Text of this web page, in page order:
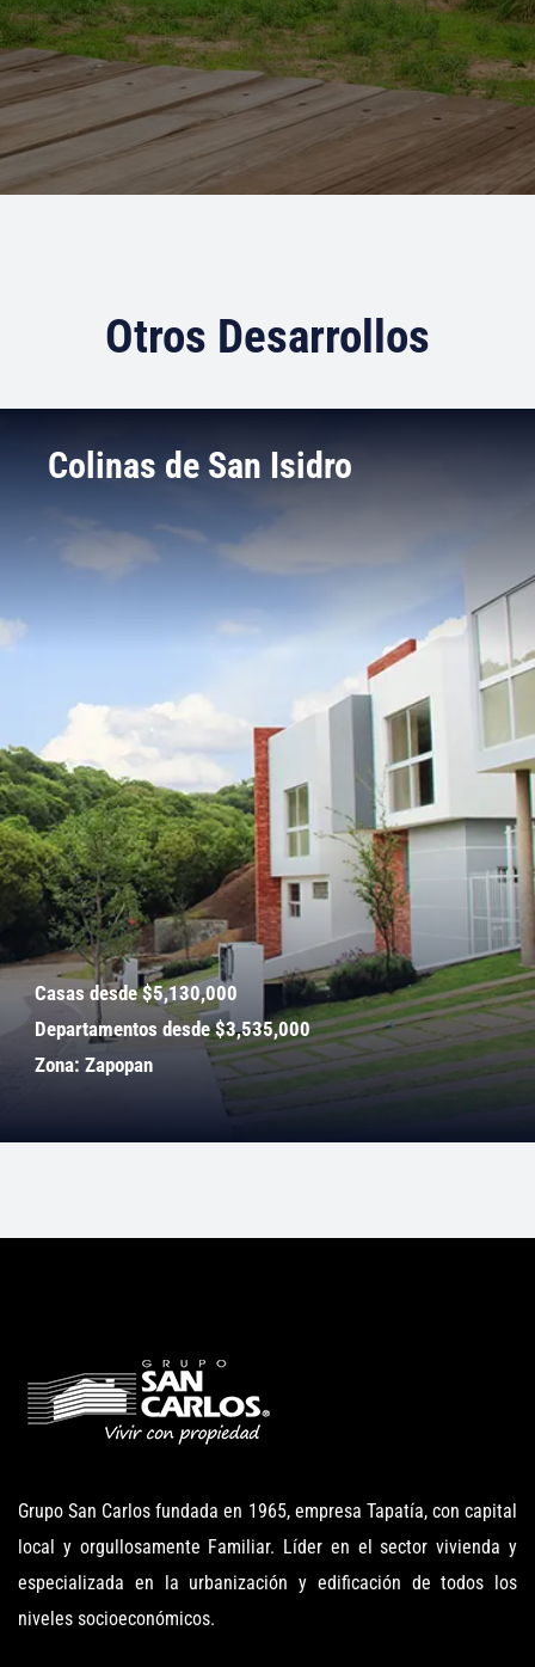
Otros Desarrollos
Colinas de San Isidro
Casas desde $5,130,000
Departamentos desde $3,535,000
Zona: Zapopan
Grupo San Carlos fundada en 1965, empresa Tapatía, con capital
local y orgullosamente Familiar. Líder en el sector vivienda y
especializada en la urbanización y edificación de todos los
niveles socioeconómicos.